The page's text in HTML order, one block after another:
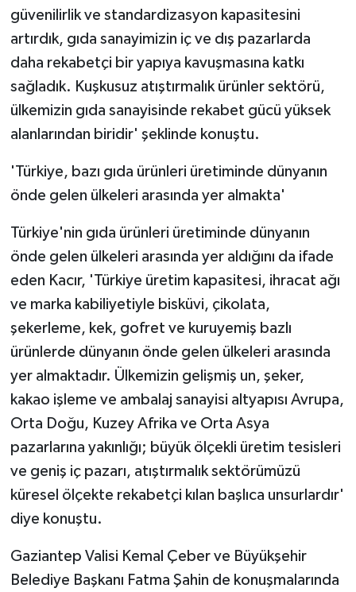
güvenilirlik ve standardizasyon kapasitesini
artırdık, gıda sanayimizin iç ve dış pazarlarda
daha rekabetçi bir yapıya kavuşmasına katkı
sağladık. Kuşkusuz atıştırmalık ürünler sektörü,
ülkemizin gıda sanayisinde rekabet gücü yüksek
alanlarından biridir' şeklinde konuştu.
'Türkiye, bazı gıda ürünleri üretiminde dünyanın
önde gelen ülkeleri arasında yer almakta'
Türkiye'nin gıda ürünleri üretiminde dünyanın
önde gelen ülkeleri arasında yer aldığını da ifade
eden Kacır, 'Türkiye üretim kapasitesi, ihracat ağı
ve marka kabiliyetiyle bisküvi, çikolata,
şekerleme, kek, gofret ve kuruyemiş bazlı
ürünlerde dünyanın önde gelen ülkeleri arasında
yer almaktadır. Ülkemizin gelişmiş un, şeker,
kakao işleme ve ambalaj sanayisi altyapısı Avrupa,
Orta Doğu, Kuzey Afrika ve Orta Asya
pazarlarına yakınlığı; büyük ölçekli üretim tesisleri
ve geniş iç pazarı, atıştırmalık sektörümüzü
küresel ölçekte rekabetçi kılan başlıca unsurlardır'
diye konuştu.
Gaziantep Valisi Kemal Çeber ve Büyükşehir
Belediye Başkanı Fatma Şahin de konuşmalarında